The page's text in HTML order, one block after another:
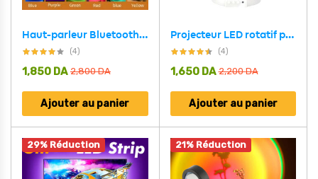
Haut-parleur Bluetooth + veilleuse tactile LED colorée /AUX / TF CART/USB
(4)
2,800DA
1,850 DA
Ajouter au panier
Projecteur LED rotatif produisant l’image d’un ciel étoilé, idéal pour la chambre d’un enfant
(4)
2,200DA
1,650 DA
Ajouter au panier
29% Réduction 21% Réduction